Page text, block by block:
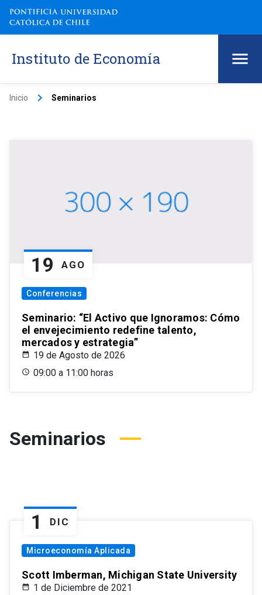
Instituto de Economía
Inicio keyboard_arrow_right Seminarios
19 AGO
Conferencias
Seminario: “El Activo que Ignoramos: Cómo
el envejecimiento redefine talento,
mercados y estrategia”
19 de Agosto de 2026
09:00 a 11:00 horas
Seminarios
1 DIC
Microeconomía Aplicada
Scott Imberman, Michigan State University
1 de Diciembre de 2021